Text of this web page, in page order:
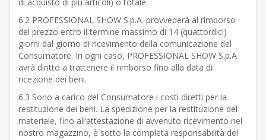
6.2 PROFESSIONAL SHOW S.p.A. provvederà al rimborso
del prezzo entro il termine massimo di 14 (quattordici)
giorni dal giorno di ricevimento della comunicazione del
Consumatore. In ogni caso, PROFESSIONAL SHOW S.p.A.
avrà diritto a trattenere il rimborso fino alla data di
ricezione dei beni.
6.3 Sono a carico del Consumatore i costi diretti per la
restituzione dei beni. La spedizione per la restituzione del
materiale, fino all’attestazione di avvenuto ricevimento nel
nostro magazzino, è sotto la completa responsabilità del